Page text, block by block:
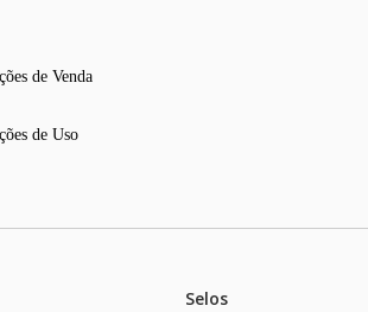
de Venda
de Uso
Selos